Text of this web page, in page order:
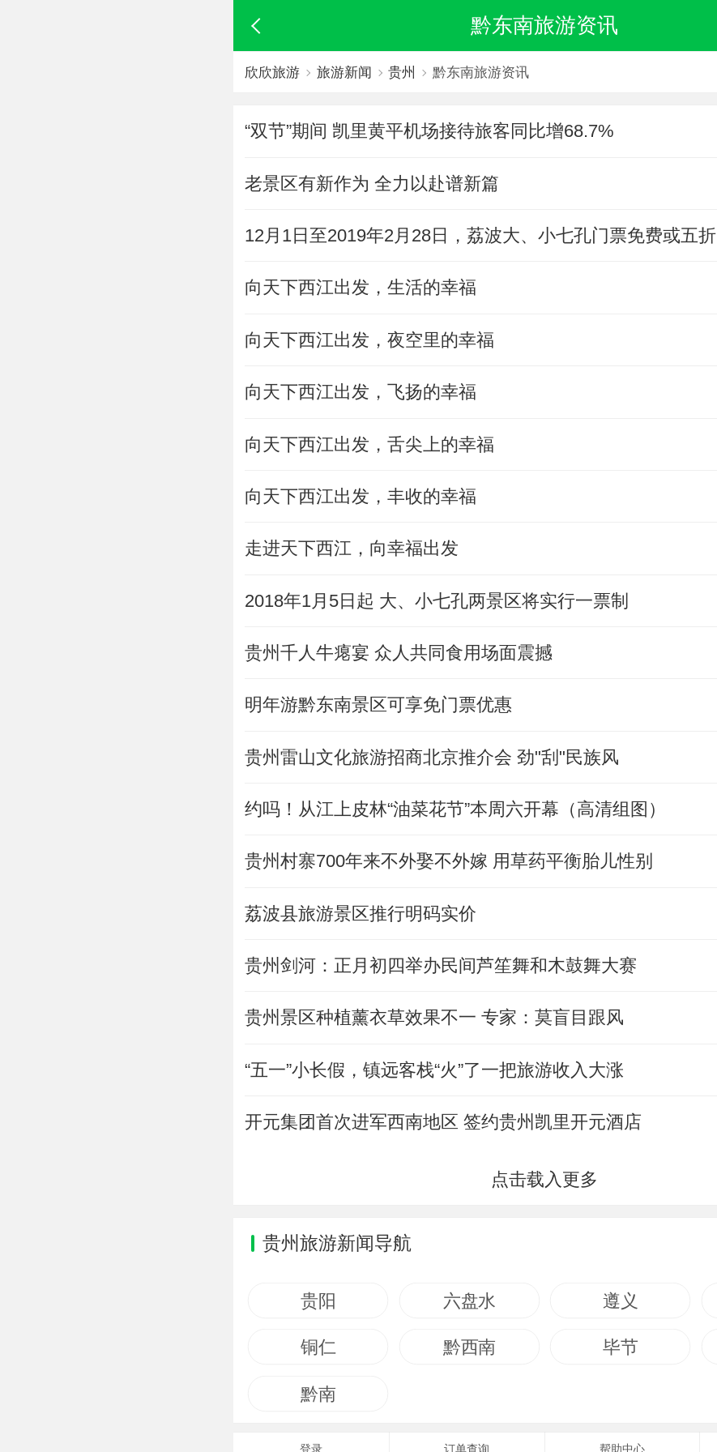
黔东南旅游资讯
欣欣旅游 旅游新闻 贵州 黔东南旅游资讯
“双节”期间 凯里黄平机场接待旅客同比增68.7%
老景区有新作为 全力以赴谱新篇
12月1日至2019年2月28日，荔波大、小七孔门票免费或五折
向天下西江出发，生活的幸福
向天下西江出发，夜空里的幸福
向天下西江出发，飞扬的幸福
向天下西江出发，舌尖上的幸福
向天下西江出发，丰收的幸福
走进天下西江，向幸福出发
2018年1月5日起 大、小七孔两景区将实行一票制
贵州千人牛瘪宴 众人共同食用场面震撼
明年游黔东南景区可享免门票优惠
贵州雷山文化旅游招商北京推介会 劲"刮"民族风
约吗！从江上皮林“油菜花节”本周六开幕（高清组图）
贵州村寨700年来不外娶不外嫁 用草药平衡胎儿性别
荔波县旅游景区推行明码实价
贵州剑河：正月初四举办民间芦笙舞和木鼓舞大赛
贵州景区种植薰衣草效果不一 专家：莫盲目跟风
“五一”小长假，镇远客栈“火”了一把旅游收入大涨
开元集团首次进军西南地区 签约贵州凯里开元酒店
贵州旅游新闻导航
贵阳 六盘水 遵义
铜仁 黔西南 毕节
黔南
登录 订单查询 帮助中心